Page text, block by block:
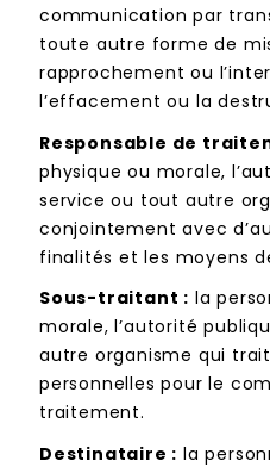
communication par
toute autre forme de
rapprochement ou
l’effacement ou la
Responsable de
physique ou morale,
service ou tout autre
conjointement avec
finalités et les moyens
Sous-traitant : la
morale, l’autorité
autre organisme qui
personnelles pour le
traitement.
Destinataire : la